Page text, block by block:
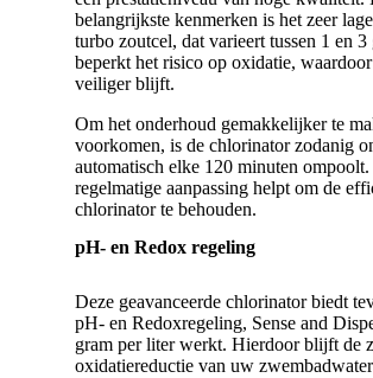
belangrijkste kenmerken is het zeer
turbo zoutcel, dat varieert tussen 1 en
beperkt het risico op oxidatie,
veiliger blijft.
Om het onderhoud gemakkelijker te
voorkomen, is de chlorinator zodanig
automatisch elke 120 minuten
regelmatige aanpassing helpt om de
chlorinator te behouden.
pH- en Redox regeling
Deze geavanceerde chlorinator biedt
pH- en Redoxregeling, Sense and
gram per liter werkt. Hierdoor blijft de
oxidatiereductie van uw